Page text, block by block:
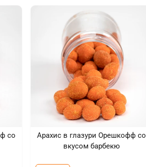
со
Арахис в глазури Орешкофф со
вкусом барбекю